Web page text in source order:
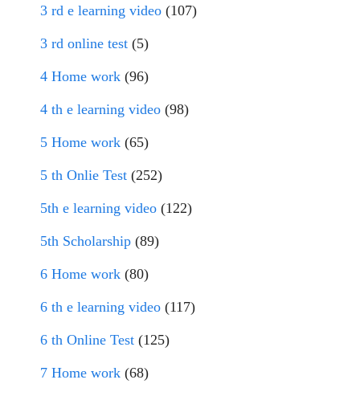
3 rd e learning video (107)
3 rd online test (5)
4 Home work (96)
4 th e learning video (98)
5 Home work (65)
5 th Onlie Test (252)
5th e learning video (122)
5th Scholarship (89)
6 Home work (80)
6 th e learning video (117)
6 th Online Test (125)
7 Home work (68)